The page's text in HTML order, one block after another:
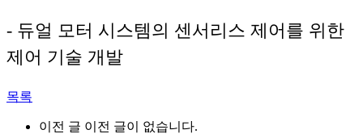
- 듀얼 모터 시스템의 센서리스 제어를 위한
제어 기술 개발
목록
이전 글 이전 글이 없습니다.